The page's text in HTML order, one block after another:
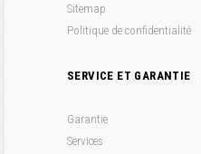
Sitemap
Politique de confidentialité
SERVICE ET GARANTIE
Garantie
Services